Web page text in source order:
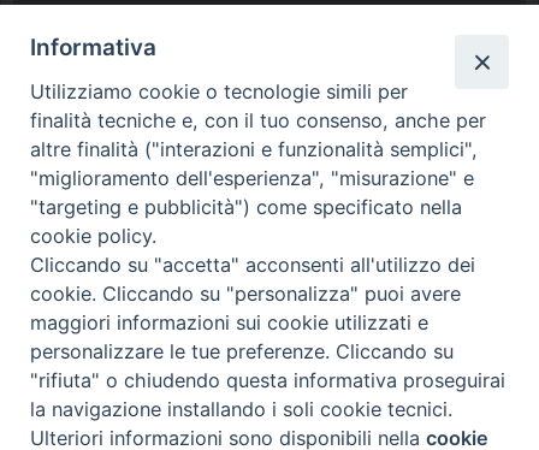
Diocesi di Melfi Rapolla Venosa
• Largo Duomo, 12 - 85025 MELFI (PZ) •
Tel. 0972238604
PEC ufficiale della Diocesi:
diocesi.melfi_rapolla_venosa@legalmail.it
Informativa
Utilizziamo cookie o tecnologie simili per
finalità tecniche e, con il tuo consenso, anche per
altre finalità ("interazioni e funzionalità semplici",
"miglioramento dell'esperienza", "misurazione" e
"targeting e pubblicità") come specificato nella
cookie policy.
Cliccando su "accetta" acconsenti all'utilizzo dei
cookie. Cliccando su "personalizza" puoi avere
maggiori informazioni sui cookie utilizzati e
personalizzare le tue preferenze. Cliccando su
"rifiuta" o chiudendo questa informativa proseguirai
la navigazione installando i soli cookie tecnici.
Ulteriori informazioni sono disponibili nellacookie